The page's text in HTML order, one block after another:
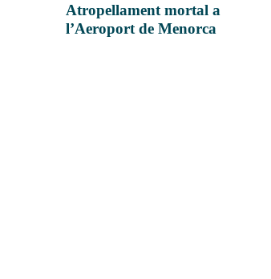
Atropellament mortal a
l’Aeroport de Menorca